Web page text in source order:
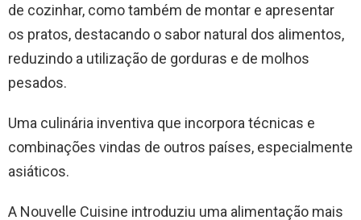
de cozinhar, como também de montar e apresentar
os pratos, destacando o sabor natural dos alimentos,
reduzindo a utilização de gorduras e de molhos
pesados.
Uma culinária inventiva que incorpora técnicas e
combinações vindas de outros países, especialmente
asiáticos.
A Nouvelle Cuisine introduziu uma alimentação mais